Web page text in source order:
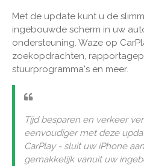
Met de update kunt u de
ingebouwde scherm in uw
ondersteuning. Waze op
zoekopdrachten,
stuurprogramma's en meer.
Tijd besparen en verkeer
eenvoudiger met deze
CarPlay - sluit uw iPhone
gemakkelijk vanuit uw